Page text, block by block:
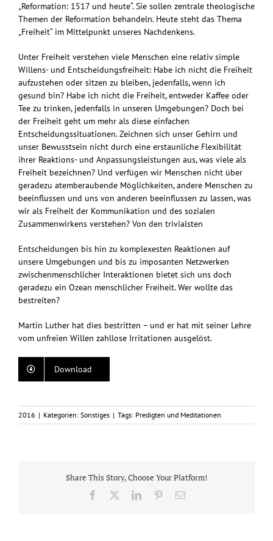
„Reformation: 1517 und heute“. Sie sollen zentrale theologische
Themen der Reformation behandeln. Heute steht das Thema
„Freiheit“ im Mittelpunkt unseres Nachdenkens.
Unter Freiheit verstehen viele Menschen eine relativ simple
Willens- und Entscheidungsfreiheit: Habe ich nicht die Freiheit
aufzustehen oder sitzen zu bleiben, jedenfalls, wenn ich
gesund bin? Habe ich nicht die Freiheit, entweder Kaffee oder
Tee zu trinken, jedenfalls in unseren Umgebungen? Doch bei
der Freiheit geht um mehr als diese einfachen
Entscheidungssituationen. Zeichnen sich unser Gehirn und
unser Bewusstsein nicht durch eine erstaunliche Flexibilität
ihrer Reaktions- und Anpassungsleistungen aus, was viele als
Freiheit bezeichnen? Und verfügen wir Menschen nicht über
geradezu atemberaubende Möglichkeiten, andere Menschen zu
beeinflussen und uns von anderen beeinflussen zu lassen, was
wir als Freiheit der Kommunikation und des sozialen
Zusammenwirkens verstehen? Von den trivialsten
Entscheidungen bis hin zu komplexesten Reaktionen auf
unsere Umgebungen und bis zu imposanten Netzwerken
zwischenmenschlicher Interaktionen bietet sich uns doch
geradezu ein Ozean menschlicher Freiheit. Wer wollte das
bestreiten?
Martin Luther hat dies bestritten – und er hat mit seiner Lehre
vom unfreien Willen zahllose Irritationen ausgelöst.
Download
2016 | Kategorien: Sonstiges | Tags: Predigten und Meditationen
Share This Story, Choose Your Platform!
Facebook LinkedInPinterest
E-